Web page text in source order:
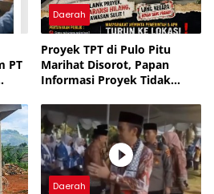
PT
Daerah
Proyek TPT di Pulo Pitu
Marihat Disorot, Papan
Informasi Proyek Tidak
Daerah